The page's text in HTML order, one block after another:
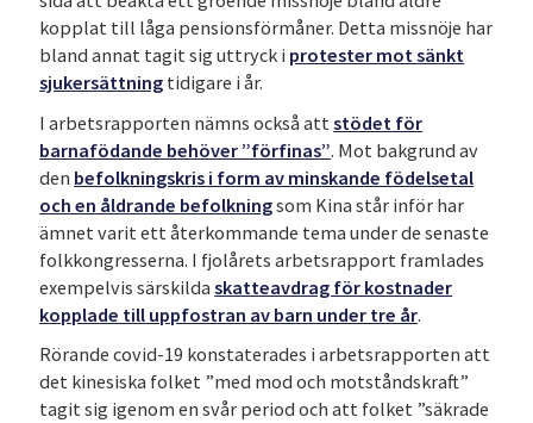
kopplat till låga pensionsförmåner. Detta missnöje har
bland annat tagit sig uttryck i protester mot sänkt
sjukersättning tidigare i år.
I arbetsrapporten nämns också attstödet för
barnafödande behöver ”förfinas”. Mot bakgrund av
den befolkningskris i form av minskande födelsetal
och en åldrande befolkningsom Kina står inför har
ämnet varit ett återkommande tema under de senaste
folkkongresserna. I fjolårets arbetsrapport framlades
exempelvis särskildaskatteavdrag för kostnader
kopplade till uppfostran av barn under tre år.
Rörande covid-19 konstaterades i arbetsrapporten att
det kinesiska folket ”med mod och motståndskraft”
tagit sig igenom en svår period och att folket ”säkrade